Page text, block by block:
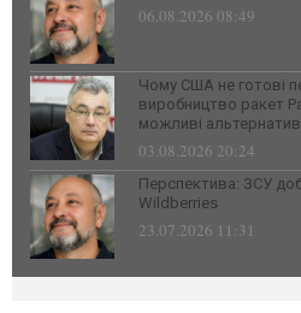
06.08.2026 08:49
Чому США не готові
виробництво ракет
можливі
03.08.2026 20:24
Перспектива: ЗСУ
Wildberries
23.07.2026 11:31